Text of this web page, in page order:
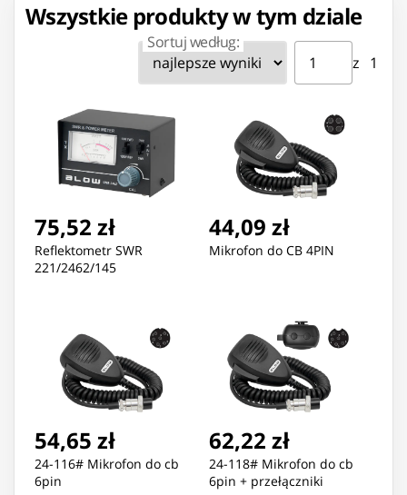
Wszystkie produkty w tym dziale
Sortuj według: Strona ⁨1⁩ z ⁨1⁩
z ⁨1⁩
Przejdź do strony
75,52 zł
Reflektometr SWR
221/2462/145
44,09 zł
Mikrofon do CB 4PIN
54,65 zł
24-116# Mikrofon do cb
6pin
62,22 zł
24-118# Mikrofon do cb
6pin + przełączniki